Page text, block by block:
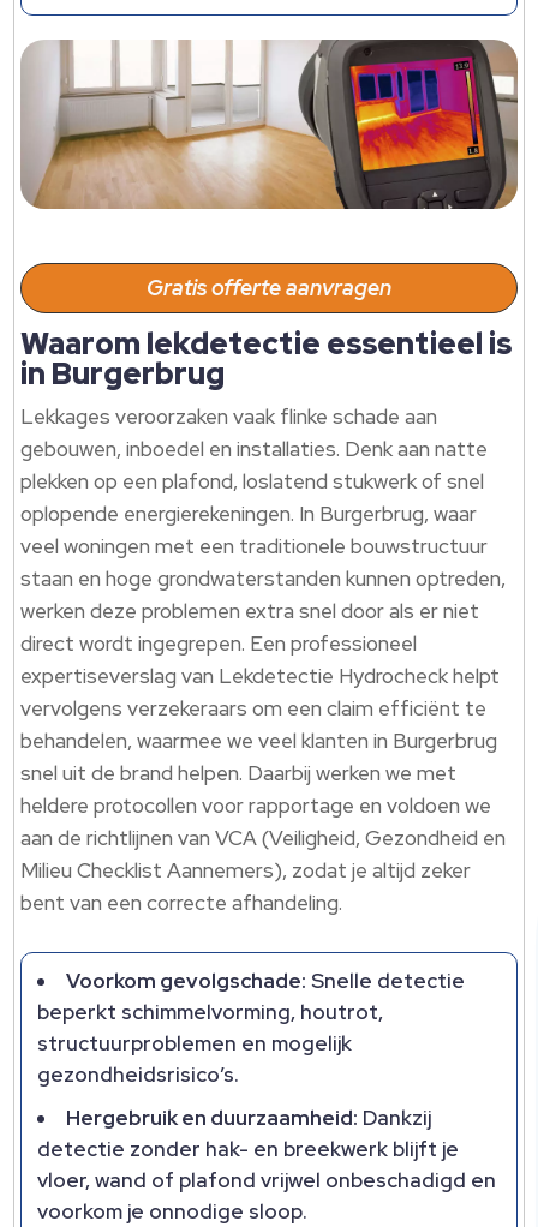
Gratis offerte aanvragen
Waarom lekdetectie essentieel is
in Burgerbrug
Lekkages veroorzaken vaak flinke schade aan
gebouwen, inboedel en installaties.​ Denk aan natte
plekken op een plafond, loslatend stukwerk of snel
oplopende energierekeningen.​ In Burgerbrug, waar
veel woningen met een traditionele bouwstructuur
staan en hoge grondwaterstanden kunnen optreden,
werken deze problemen extra snel door als er niet
direct wordt ingegrepen.​ Een professioneel
expertiseverslag van Lekdetectie Hydrocheck helpt
vervolgens verzekeraars om een claim efficiënt te
behandelen, waarmee we veel klanten in Burgerbrug
snel uit de brand helpen.​ Daarbij werken we met
heldere protocollen voor rapportage en voldoen we
aan de richtlijnen van VCA (Veiligheid, Gezondheid en
Milieu Checklist Aannemers), zodat je altijd zeker
bent van een correcte afhandeling.​
Voorkom gevolgschade: Snelle detectie
beperkt schimmelvorming, houtrot,
structuurproblemen en mogelijk
gezondheidsrisico’s.​
Hergebruik en duurzaamheid: Dankzij
detectie zonder hak- en breekwerk blijft je
vloer, wand of plafond vrijwel onbeschadigd en
voorkom je onnodige sloop.​